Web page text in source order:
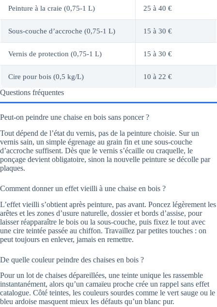
Peinture à la craie (0,75-1 L) 25 à 40 €
Sous-couche d’accroche (0,75-1 L) 15 à 30 €
Vernis de protection (0,75-1 L) 15 à 30 €
Cire pour bois (0,5 kg/L)
10 à 22 €
Questions fréquentes
Peut-on peindre une chaise en bois sans poncer ?
Tout dépend de l’état du vernis, pas de la peinture choisie. Sur un
vernis sain, un simple égrenage au grain fin et une sous-couche
d’accroche suffisent. Dès que le vernis s’écaille ou craquelle, le
ponçage devient obligatoire, sinon la nouvelle peinture se décolle par
plaques.
Comment donner un effet vieilli à une chaise en bois ?
L’effet vieilli s’obtient après peinture, pas avant. Poncez légèrement les
arêtes et les zones d’usure naturelle, dossier et bords d’assise, pour
laisser réapparaître le bois ou la sous-couche, puis fixez le tout avec
une cire teintée passée au chiffon. Travaillez par petites touches : on
peut toujours en enlever, jamais en remettre.
De quelle couleur peindre des chaises en bois ?
Pour un lot de chaises dépareillées, une teinte unique les rassemble
instantanément, alors qu’un camaïeu proche crée un rappel sans effet
catalogue. Côté teintes, les couleurs sourdes comme le vert sauge ou le
bleu ardoise masquent mieux les défauts qu’un blanc pur.